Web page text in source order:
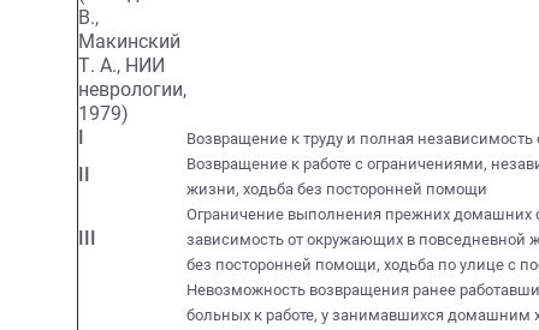
В.,
Макинский
Т. А., НИИ
неврологии,
1979)
I
Возвращение к труду и полная
II
Возвращение к работе с ограничениями,
жизни, ходьба без посторонней помощи
III
Ограничение выполнения прежних домашних
зависимость от окружающих в повседневной
без посторонней помощи, ходьба по улице с
Невозможность возвращения ранее
больных к работе, у занимавшихся домашним